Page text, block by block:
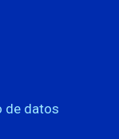
de datos